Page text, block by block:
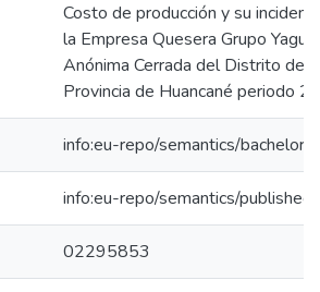
Costo de producción y su
la Empresa Quesera Grupo
Anónima Cerrada del Distrito de
Provincia de Huancané periodo
info:eu-repo/semantics/
info:eu-repo/semantics/
02295853